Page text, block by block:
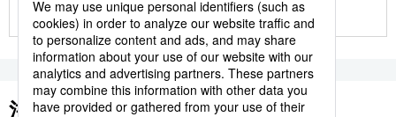
もっと見る
注目のキーワード